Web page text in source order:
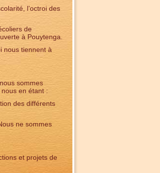
l’octroi des
de
à Pouytenga.
nous tiennent à
sommes
en étant :
des différents
ne sommes
et projets de